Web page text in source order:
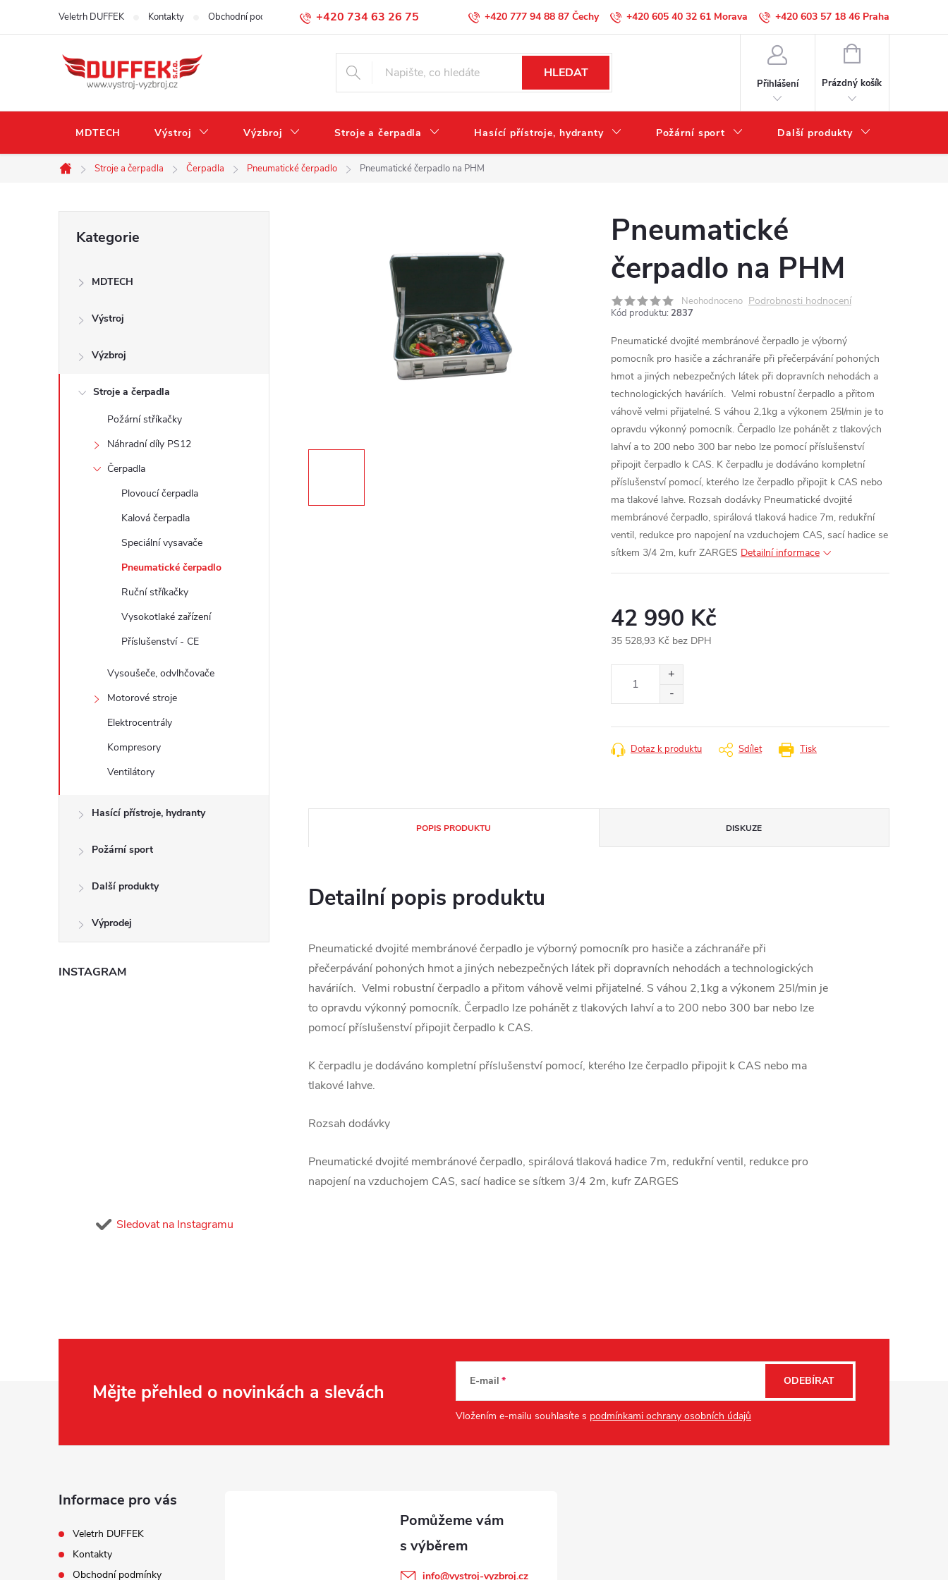
+420 734 63 26 75
Veletrh DUFFEK Kontakty Obchodní podmínky Podmínky ochrany osobních údajů +420 777 94 88 87 +420 605 40 32 61 +420 603 57 18 46
HLEDAT
Přihlášení
NÁKUPNÍ
Prázdný košík
MDTECH Výstroj Výzbroj Stroje a čerpadla Hasící přístroje, hydranty Požární sport Další produkty
Domů
Stroje a čerpadla Čerpadla Pneumatické čerpadlo Pneumatické čerpadlo na PHM
r
kategorie
Kategorie
MDTECH
Výstroj
Výzbroj
Stroje a čerpadla
Požární stříkačky
Náhradní díly PS12
Čerpadla
Plovoucí čerpadla
Kalová čerpadla
Speciální vysavače
Pneumatické čerpadlo
Ruční stříkačky
Vysokotlaké zařízení
Příslušenství - CE
Vysoušeče, odvlhčovače
Motorové stroje
Elektrocentrály
Kompresory
Ventilátory
Hasící přístroje, hydranty
Požární sport
Další produkty
Výprodej
INSTAGRAM
Sledovat na Instagramu
Pneumatické
čerpadlo na PHM
Neohodnoceno Podrobnosti hodnocení
Kód produktu: 2837
Pneumatické dvojité membránové čerpadlo je výborný
pomocník pro hasiče a záchranáře při přečerpávání pohoných
hmot a jiných nebezpečných látek při dopravních nehodách a
technologických haváriích. Velmi robustní čerpadlo a přitom
váhově velmi přijatelné. S váhou 2,1kg a výkonem 25l/min je to
opravdu výkonný pomocník. Čerpadlo lze pohánět z tlakových
lahví a to 200 nebo 300 bar nebo lze pomocí příslušenství
připojit čerpadlo k CAS. K čerpadlu je dodáváno kompletní
příslušenství pomocí, kterého lze čerpadlo připojit k CAS nebo
ma tlakové lahve. Rozsah dodávky Pneumatické dvojité
membránové čerpadlo, spirálová tlaková hadice 7m, redukřní
ventil, redukce pro napojení na vzduchojem CAS, sací hadice se
sítkem 3/4 2m, kufr ZARGES Detailní informace
42 990 Kč
35 528,93 Kč bez DPH
Tisk
Dotaz k produktu Sdílet
POPIS PRODUKTU DISKUZE
Detailní popis produktu
Pneumatické dvojité membránové čerpadlo je výborný pomocník pro hasiče a záchranáře při
přečerpávání pohoných hmot a jiných nebezpečných látek při dopravních nehodách a technologických
haváriích. Velmi robustní čerpadlo a přitom váhově velmi přijatelné. S váhou 2,1kg a výkonem 25l/min je
to opravdu výkonný pomocník. Čerpadlo lze pohánět z tlakových lahví a to 200 nebo 300 bar nebo lze
pomocí příslušenství připojit čerpadlo k CAS.
K čerpadlu je dodáváno kompletní příslušenství pomocí, kterého lze čerpadlo připojit k CAS nebo ma
tlakové lahve.
Rozsah dodávky
Pneumatické dvojité membránové čerpadlo, spirálová tlaková hadice 7m, redukřní ventil, redukce pro
napojení na vzduchojem CAS, sací hadice se sítkem 3/4 2m, kufr ZARGES
Mějte přehled o novinkách a slevách E-mail
Vložením e-mailu souhlasíte s podmínkami ochrany osobních údajů
ODEBÍRAT
Informace pro vás
Veletrh DUFFEK
Kontakty
Obchodní podmínky
info@vystroj-vyzbroj.cz